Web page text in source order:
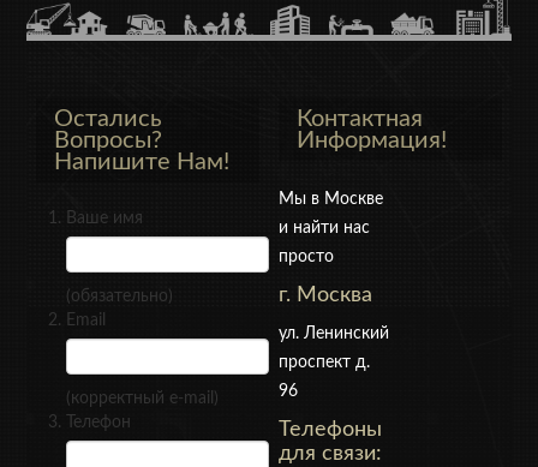
Остались
Вопросы?
Напишите Нам!
Ваше имя
(обязательно)
Email
(корректный e-mail)
Телефон
Контактная
Информация!
Мы в Москве
и найти нас
просто
г. Москва
ул. Ленинский
проспект д.
96
Телефоны
для связи: